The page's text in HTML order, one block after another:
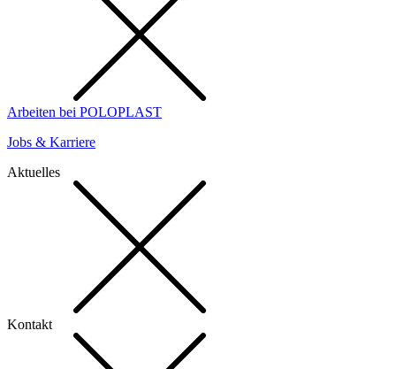
Arbeiten bei POLOPLAST
Jobs & Karriere
Aktuelles
Kontakt